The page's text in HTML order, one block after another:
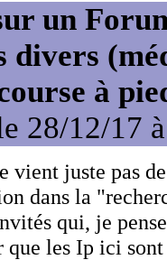
un
divers
à
28/12/17
vient juste pas
dans la
qui, je
les Ip ici